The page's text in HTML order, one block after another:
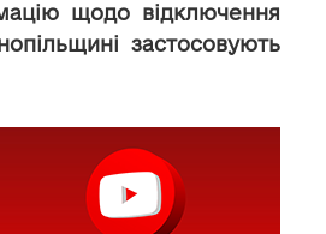
щодо відключення
застосовують